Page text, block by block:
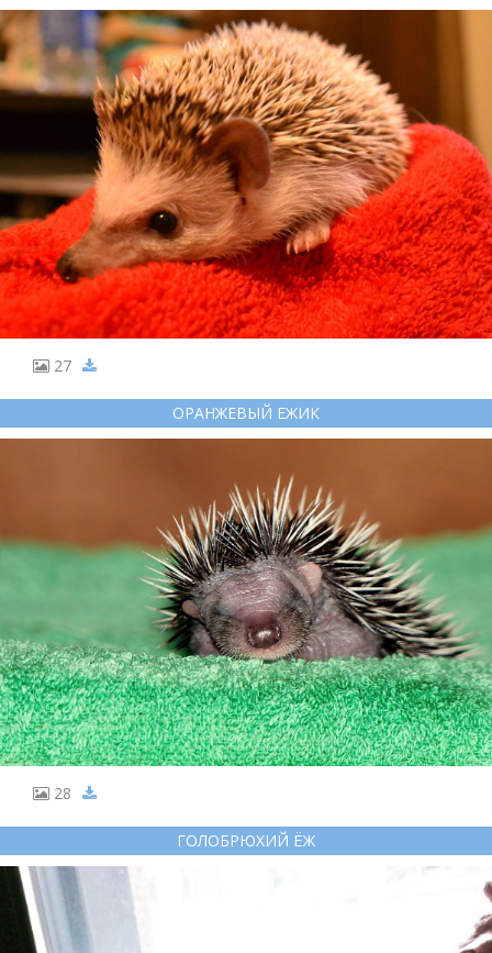
27
ОРАНЖЕВЫЙ ЕЖИК
28
ГОЛОБРЮХИЙ ЁЖ